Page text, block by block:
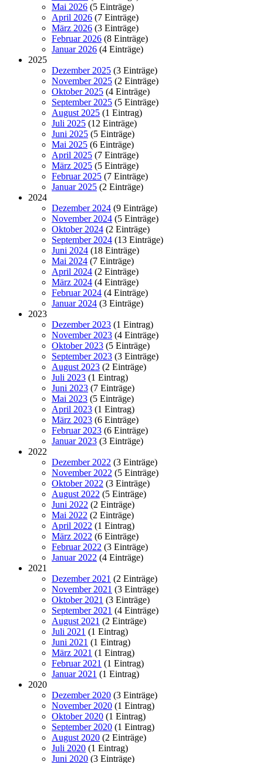
Mai 2026 (5 Einträge)
April 2026 (7 Einträge)
März 2026 (3 Einträge)
Februar 2026 (8 Einträge)
Januar 2026 (4 Einträge)
2025
Dezember 2025 (3 Einträge)
November 2025 (2 Einträge)
Oktober 2025 (4 Einträge)
September 2025 (5 Einträge)
August 2025 (1 Eintrag)
Juli 2025 (12 Einträge)
Juni 2025 (5 Einträge)
Mai 2025 (6 Einträge)
April 2025 (7 Einträge)
März 2025 (5 Einträge)
Februar 2025 (7 Einträge)
Januar 2025 (2 Einträge)
2024
Dezember 2024 (9 Einträge)
November 2024 (5 Einträge)
Oktober 2024 (2 Einträge)
September 2024 (13 Einträge)
Juni 2024 (18 Einträge)
Mai 2024 (7 Einträge)
April 2024 (2 Einträge)
März 2024 (4 Einträge)
Februar 2024 (4 Einträge)
Januar 2024 (3 Einträge)
2023
Dezember 2023 (1 Eintrag)
November 2023 (4 Einträge)
Oktober 2023 (5 Einträge)
September 2023 (3 Einträge)
August 2023 (2 Einträge)
Juli 2023 (1 Eintrag)
Juni 2023 (7 Einträge)
Mai 2023 (5 Einträge)
April 2023 (1 Eintrag)
März 2023 (6 Einträge)
Februar 2023 (6 Einträge)
Januar 2023 (3 Einträge)
2022
Dezember 2022 (3 Einträge)
November 2022 (5 Einträge)
Oktober 2022 (3 Einträge)
August 2022 (5 Einträge)
Juni 2022 (2 Einträge)
Mai 2022 (2 Einträge)
April 2022 (1 Eintrag)
März 2022 (6 Einträge)
Februar 2022 (3 Einträge)
Januar 2022 (4 Einträge)
2021
Dezember 2021 (2 Einträge)
November 2021 (3 Einträge)
Oktober 2021 (3 Einträge)
September 2021 (4 Einträge)
August 2021 (2 Einträge)
Juli 2021 (1 Eintrag)
Juni 2021 (1 Eintrag)
März 2021 (1 Eintrag)
Februar 2021 (1 Eintrag)
Januar 2021 (1 Eintrag)
2020
Dezember 2020 (3 Einträge)
November 2020 (1 Eintrag)
Oktober 2020 (1 Eintrag)
September 2020 (1 Eintrag)
August 2020 (2 Einträge)
Juli 2020 (1 Eintrag)
Juni 2020 (3 Einträge)